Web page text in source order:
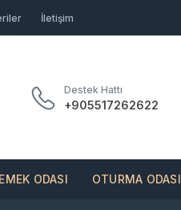
İletişim
Destek Hattı
+905517262622
ODASI OTURMA ODASI